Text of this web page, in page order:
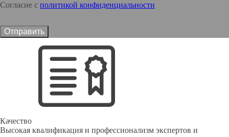
Согласие с политикой конфиденциальности
Отправить
Качество
Высокая квалификация и профессионализм экспертов и